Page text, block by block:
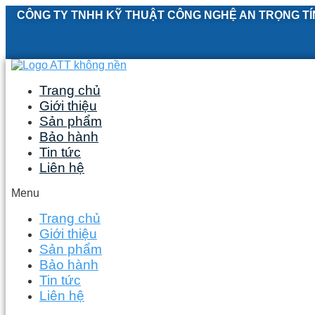
Skip
CÔNG TY TNHH KỸ THUẬT CÔNG NGHỆ AN TRỌNG
Trang chủ
Giới thiệu
Sản phẩm
Bảo hành
Tin tức
Liên hệ
Menu
Trang chủ
Giới thiệu
Sản phẩm
Bảo hành
Tin tức
Liên hệ